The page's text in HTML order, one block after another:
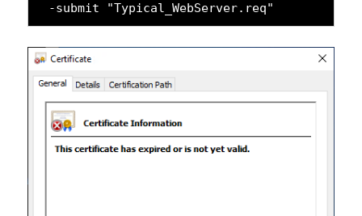
-submit "Typical_WebServer.req"